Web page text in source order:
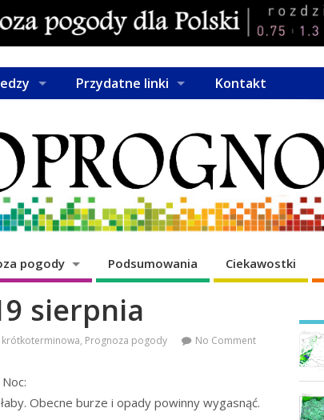
Przydatne linki Kontakt
pogody Podsumowania Ciekawostki
sierpnia
krótkoterminowa, Prognoza pogody No Comment
Noc:
Obecne burze i opady powinny wygasnąć.